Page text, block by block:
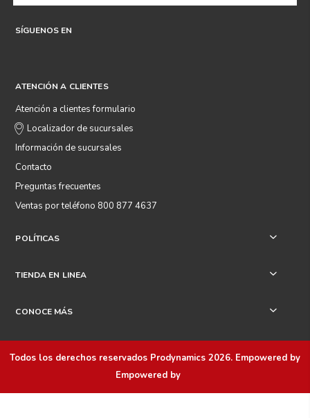
SÍGUENOS EN
ATENCIÓN A CLIENTES
Atención a clientes formulario
Localizador de sucursales
Información de sucursales
Contacto
Preguntas frecuentes
Ventas por teléfono 800 877 4637
POLÍTICAS +
TIENDA EN LINEA +
CONOCE MÁS +
Todos los derechos reservados Prodynamics 2026. Empowered by
Empowered by